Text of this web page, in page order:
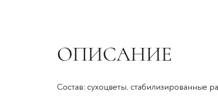
ОПИСАНИЕ
Состав: сухоцветы, стабилизированные